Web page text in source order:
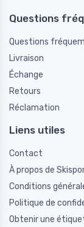
Questions
Questions
Livraison
Échange
Retours
Réclamation
Liens utiles
Contact
À propos de
Conditions
Politique de
Obtenir une